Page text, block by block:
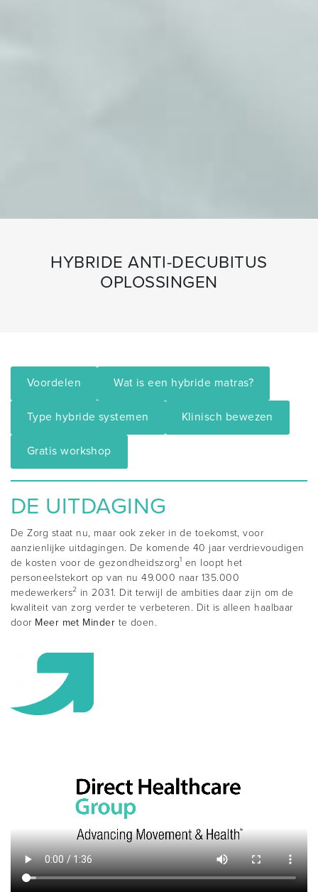
HYBRIDE ANTI-DECUBITUS
OPLOSSINGEN
Voordelen Wat is een hybride matras?
Type hybride systemen Klinisch bewezen
Gratis workshop
DE UITDAGING
De Zorg staat nu, maar ook zeker in de toekomst, voor
aanzienlijke uitdagingen. De komende 40 jaar verdrievoudigen
de kosten voor de gezondheidszorg1 en loopt het
personeelstekort op van nu 49.000 naar 135.000
medewerkers2 in 2031. Dit terwijl de ambities daar zijn om de
kwaliteit van zorg verder te verbeteren. Dit is alleen haalbaar
door Meer met Minder te doen.